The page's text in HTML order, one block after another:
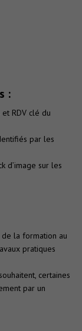
:
RDV clé du
par les
d’image sur les
de la formation au
pratiques
certaines
par un